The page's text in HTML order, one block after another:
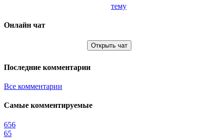
тему
Онлайн чат
Открыть чат
Последние комментарии
Все комментарии
Самые комментируемые
656
65